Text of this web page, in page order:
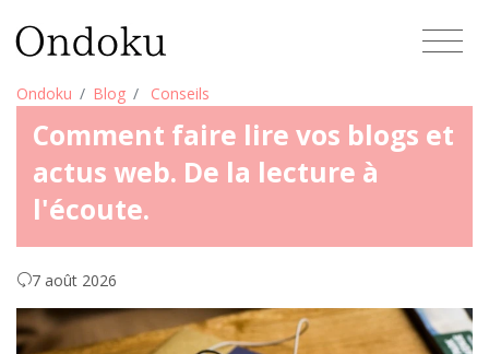
Ondoku Blog Conseils
Comment faire lire vos blogs et
actus web. De la lecture à
l'écoute.
7 août 2026